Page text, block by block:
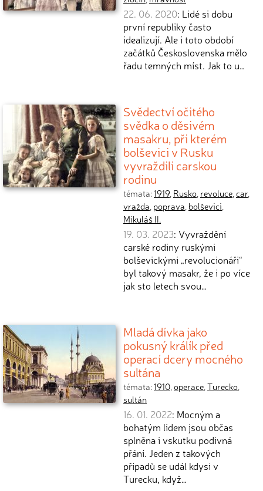
22. 06. 2020: Lidé si dobu
první republiky často
idealizují. Ale i toto období
začátků Československa mělo
řadu temných míst. Jak to u…
Svědectví očitého
svědka o děsivém
masakru, při kterém
bolševici v Rusku
vyvraždili carskou
rodinu
témata:1919, Rusko, revoluce,car,
vražda, poprava, bolševici,
Mikuláš II.
19. 03. 2023: Vyvraždění
carské rodiny ruskými
bolševickými „revolucionáři“
byl takový masakr, že i po více
jak sto letech svou…
Mladá dívka jako
pokusný králík před
operací dcery mocného
sultána
témata:1910,operace,Turecko,
sultán
16. 01. 2022: Mocným a
bohatým lidem jsou občas
splněna i vskutku podivná
přání. Jeden z takových
případů se udál kdysi v
Turecku, když…